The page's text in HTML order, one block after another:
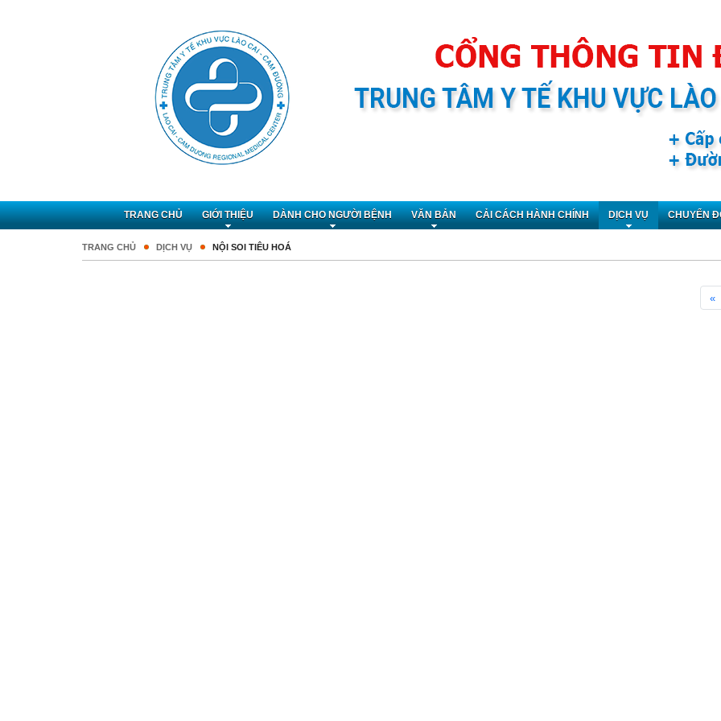
TRANG CHỦ GIỚI THIỆU DÀNH CHO NGƯỜI BỆNH VĂN BẢN CẢI CÁCH HÀNH CHÍNH DỊCH VỤ CHUYỂN
TRANG CHỦ DỊCH VỤ NỘI SOI TIÊU HOÁ
«